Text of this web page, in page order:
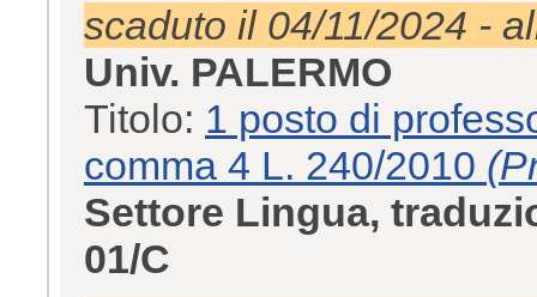
scaduto il 04/11/2024 -
Univ. PALERMO
Titolo: 1 posto di
comma 4 L. 240/2010
Settore Lingua,
01/C